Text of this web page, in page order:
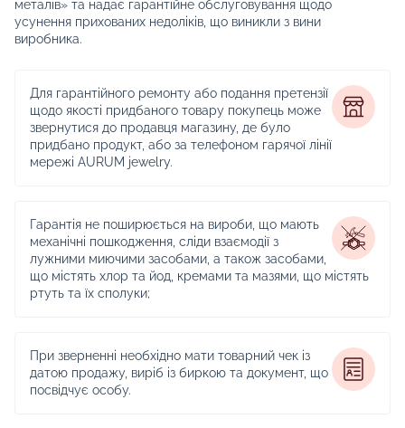
металів» та надає гарантійне обслуговування щодо
усунення прихованих недоліків, що виникли з вини
виробника.
Для гарантійного ремонту або подання претензії
щодо якості придбаного товару покупець може
звернутися до продавця магазину, де було
придбано продукт, або за телефоном гарячої лінії
мережі AURUM jewelry.
Гарантія не поширюється на вироби, що мають
механічні пошкодження, сліди взаємодії з
лужними миючими засобами, а також засобами,
що містять хлор та йод, кремами та мазями, що містять
ртуть та їх сполуки;
При зверненні необхідно мати товарний чек із
датою продажу, виріб із биркою та документ, що
посвідчує особу.